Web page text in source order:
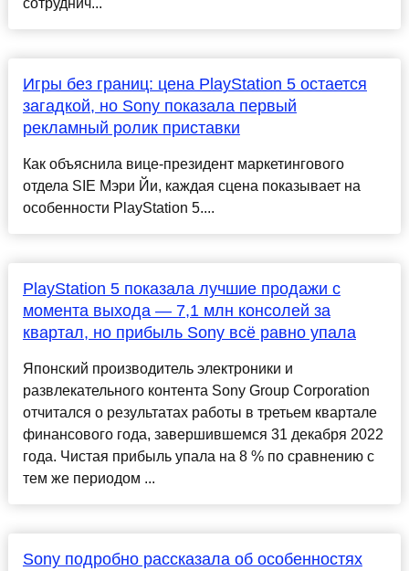
сотруднич...
Игры без границ: цена PlayStation 5 остается
загадкой, но Sony показала первый
рекламный ролик приставки
Как объяснила вице-президент маркетингового
отдела SIE Мэри Йи, каждая сцена показывает на
особенности PlayStation 5....
PlayStation 5 показала лучшие продажи с
момента выхода — 7,1 млн консолей за
квартал, но прибыль Sony всё равно упала
Японский производитель электроники и
развлекательного контента Sony Group Corporation
отчитался о результатах работы в третьем квартале
финансового года, завершившемся 31 декабря 2022
года. Чистая прибыль упала на 8 % по сравнению с
тем же периодом ...
Sony подробно рассказала об особенностях